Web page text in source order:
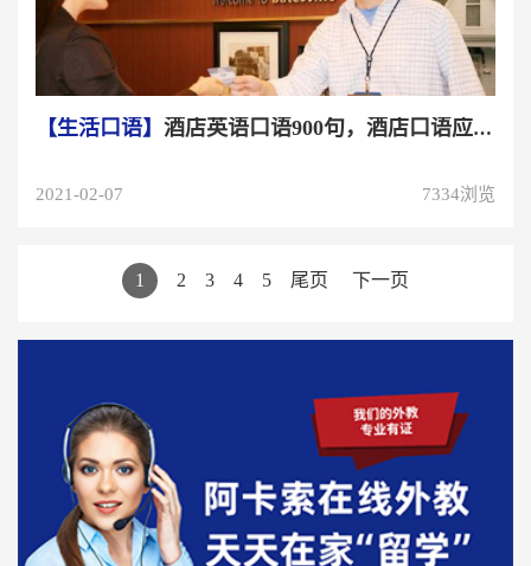
【生活口语】 酒店英语口语900句，酒店口语应该怎么学习？
2021-02-07 7334浏览
1 2 3 4 5 尾页 下一页